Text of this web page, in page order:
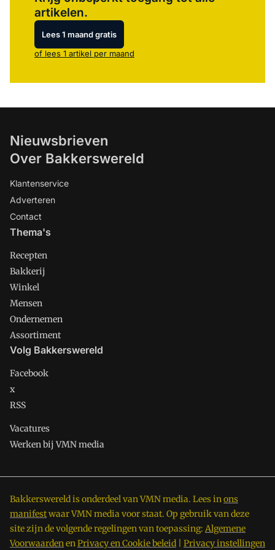
artikelen.
Lees 1 maand gratis
of lees 1 artikel per maand
Nieuwsbrieven
Over Bakkerswereld
Klantenservice
Adverteren
Contact
Thema's
Recepten
Bakkerij
Winkel
Mensen
Ondernemen
Assortiment
Volg Bakkerswereld
Facebook
x
RSS
Vacatures
Werken bij VMN media
Bakkerswereld is onderdeel van VMN media. Lees inons
manifestwaar VMN media voor staat. Op gebruik van deze
site zijn de volgende regelingen van toepassing: Algemene
VoorwaardenenPrivacy en Cookie beleid Privacy instellingen